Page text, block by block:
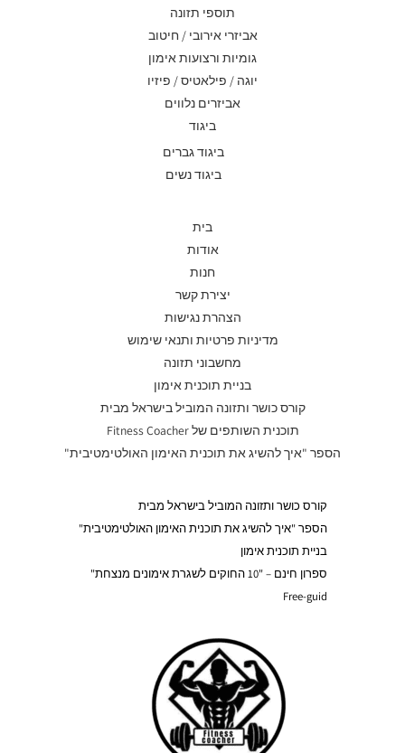
תוספי תזונה
אביזרי אירובי / חיטוב
גומיות ורצועות אימון
יוגה / פילאטיס / פיזיו
אביזרים נלווים
ביגוד
ביגוד גברים
ביגוד נשים
בית
אודות
חנות
יצירת קשר
הצהרת נגישות
מדיניות פרטיות ותנאי שימוש
מחשבוני תזונה
בניית תוכנית אימון
קורס כושר ותזונה המוביל בישראל מבית
תוכנית השותפים של Fitness Coacher
הספר "איך להשיג את תוכנית האימון האולטימטיבית"
קורס כושר ותזונה המוביל בישראל מבית
הספר "איך להשיג את תוכנית האימון האולטימטיבית"
בניית תוכנית אימון
ספרון חינם – "10 החוקים לשגרת אימונים מנצחת"
Free-guid